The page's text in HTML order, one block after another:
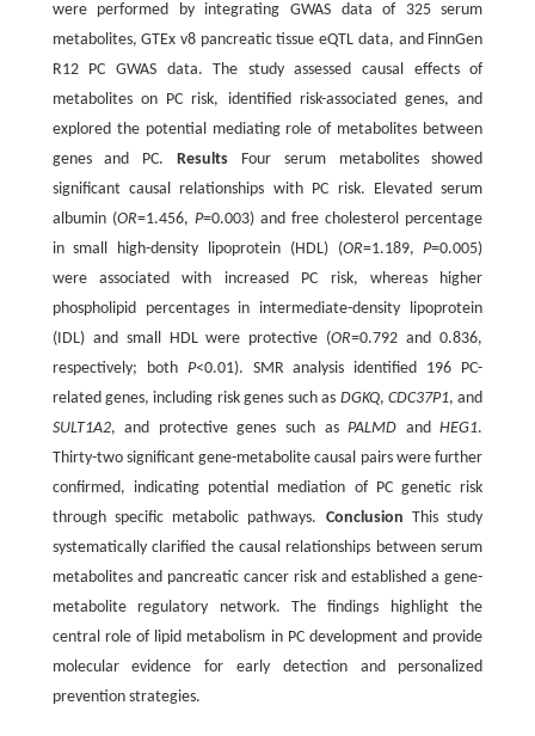
were performed by integrating GWAS data of 325 serum
metabolites, GTEx v8 pancreatic tissue eQTL data, and FinnGen
R12 PC GWAS data. The study assessed causal effects of
metabolites on PC risk, identified risk-associated genes, and
explored the potential mediating role of metabolites between
genes and PC.Results Four serum metabolites showed
significant causal relationships with PC risk. Elevated serum
albumin (OR=1.456, P=0.003) and free cholesterol percentage
in small high-density lipoprotein (HDL) (OR=1.189,P=0.005)
were associated with increased PC risk, whereas higher
phospholipid percentages in intermediate-density lipoprotein
(IDL) and small HDL were protective (OR=0.792 and 0.836,
respectively; both P<0.01). SMR analysis identified 196 PC-
related genes, including risk genes such as DGKQ, CDC37P1, and
SULT1A2, and protective genes such asPALMD andHEG1.
Thirty-two significant gene-metabolite causal pairs were further
confirmed, indicating potential mediation of PC genetic risk
through specific metabolic pathways. Conclusion This study
systematically clarified the causal relationships between serum
metabolites and pancreatic cancer risk and established a gene-
metabolite regulatory network. The findings highlight the
central role of lipid metabolism in PC development and provide
molecular evidence for early detection and personalized
prevention strategies.